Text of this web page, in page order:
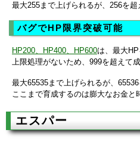
最大255まで上げられるが、256を超
バグでHP限界突破可能
HP200、HP400、HP600は、最大
上限処理がないため、999を超えて成
最大65535まで上げられるが、
ここまで育成するのは膨大なお金と
エスパー